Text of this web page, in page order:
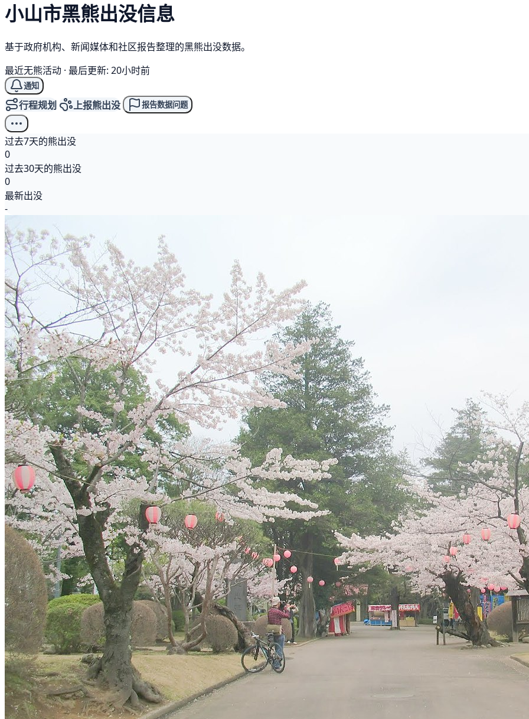
小山市黑熊出没信息
基于政府机构、新闻媒体和社区报告整理的黑熊出没数据。
最近无熊活动 · 最后更新: 20小时前
通知
行程规划 上报熊出没 报告数据问题
过去7天的熊出没
0
过去30天的熊出没
0
最新出没
-